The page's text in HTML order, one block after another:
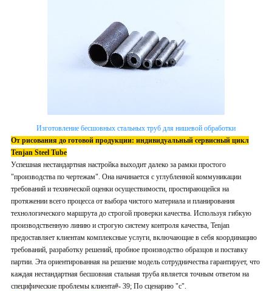
Изготовление бесшовных стальных труб для нишевой обработки
От рисования до готовой продукции: индивидуальный сервисный цикл
Tenjan Steel Tube
Успешная нестандартная настройка выходит далеко за рамки простого
"производства по чертежам". Она начинается с углубленной коммуникации
требований и технической оценки осуществимости, простирающейся на
протяжении всего процесса от выбора чистого материала и планирования
технологического маршрута до строгой проверки качества. Используя гибкую
производственную линию и строгую систему контроля качества, Tenjan
предоставляет клиентам комплексные услуги, включающие в себя координацию
требований, разработку решений, пробное производство образцов и поставку
партии. Эта ориентированная на решение модель сотрудничества гарантирует, что
каждая нестандартная бесшовная стальная труба является точным ответом на
специфические проблемы клиента#- 39; По сценарию "с".